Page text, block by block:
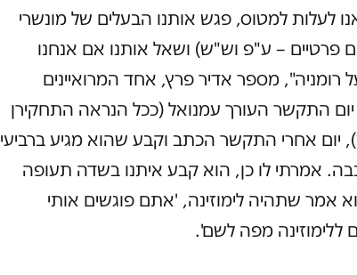
לעלות למטוס, פגש אותנו הבעלים של מונשרי
פרטיים – ע"פ וש"ש) ושאל אותנו אם אנחנו
להצטלם לערוץ 2 על רומניה", מספר אדיר פרץ, אחד המרואיינים
התקשר העורך עמנואל (ככל הנראה התחקירן
יום אחרי התקשר הכתב וקבע שהוא מגיע ברביעי
אמרתי לו כן, הוא קבע איתנו בשדה תעופה
אמר שתהיה לימוזינה, 'אתם פוגשים אותי
ללימוזינה מפה לשם'.